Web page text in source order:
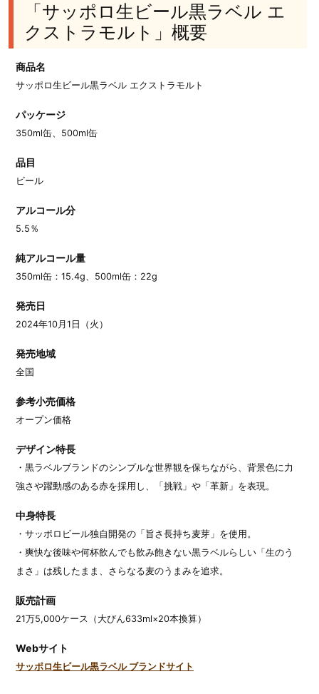
「サッポロ生ビール黒ラベル エ
クストラモルト」概要
商品名
サッポロ生ビール黒ラベル エクストラモルト
パッケージ
350ml缶、500ml缶
品目
ビール
アルコール分
5.5％
純アルコール量
350ml缶：15.4g、500ml缶：22g
発売日
2024年10月1日（火）
発売地域
全国
参考小売価格
オープン価格
デザイン特長
・黒ラベルブランドのシンプルな世界観を保ちながら、背景色に力
強さや躍動感のある赤を採用し、「挑戦」や「革新」を表現。
中身特長
・サッポロビール独自開発の「旨さ長持ち麦芽」を使用。
・爽快な後味や何杯飲んでも飲み飽きない黒ラベルらしい「生のう
まさ」は残したまま、さらなる麦のうまみを追求。
販売計画
21万5,000ケース（大びん633ml×20本換算）
Webサイト
サッポロ生ビール黒ラベル ブランドサイト